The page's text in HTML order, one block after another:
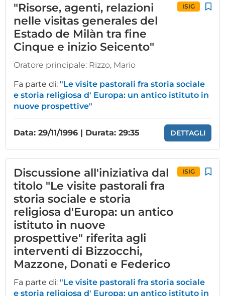
"Risorse, agenti, relazioni
nelle visitas generales del
Estado de Milàn tra fine
Cinque e inizio Seicento"
ISIG
Oratore principale: Rizzo, Mario
Fa parte di: "Le visite pastorali fra storia sociale
e storia religiosa d' Europa: un antico istituto in
nuove prospettive"
Data: 29/11/1996 | Durata: 29:35 DETTAGLI
Discussione all'iniziativa dal
titolo "Le visite pastorali fra
storia sociale e storia
religiosa d'Europa: un antico
istituto in nuove
prospettive" riferita agli
interventi di Bizzocchi,
Mazzone, Donati e Federico
ISIG
Fa parte di: "Le visite pastorali fra storia sociale
e storia religiosa d' Europa: un antico istituto in